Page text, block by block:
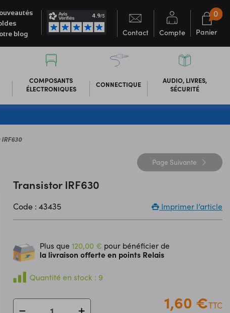
blog
Contact Compte Panier
0
COMPOSANTS
ÉLECTRONIQUES
CONNECTIQUE
AUDIO, LIVRES,
SÉCURITÉ
Page Suivante
Transistor IRF630
Code : 43435 Imprimer l’article
Plus que120,00 € pour bénéficier de
la livraison offerte en points Relais
Quantité en stock : 9
1,60 €TTC